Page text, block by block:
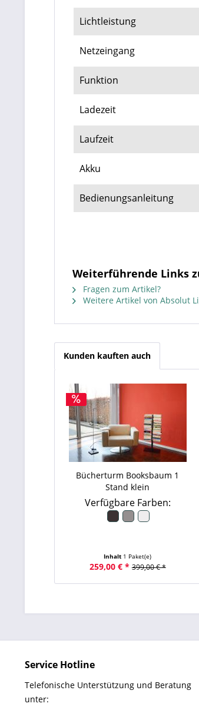
Lichtleistung
Netzeingang
Funktion
Ladezeit
Laufzeit
Akku
Bedienungsanleitung
Weiterführende Links
Fragen zum Artikel?
Weitere Artikel von Absolut
Kunden kauften auch
Bücherturm Booksbaum 1
Stand klein
Verfügbare Farben:
Inhalt 1 Paket(e)
259,00 € * 399,00 € *
Service Hotline
Telefonische Unterstützung und Beratung
unter: